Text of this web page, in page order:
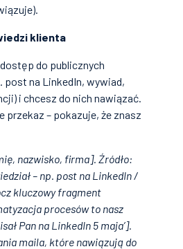
klienta
do publicznych
na LinkedIn, wywiad,
i chcesz do nich nawiązać.
przekaz – pokazuje, że znasz
nazwisko, firma]. Źródło:
– np. post na LinkedIn /
kluczowy fragment
procesów to nasz
Pan na LinkedIn 5 maja’].
maila, które nawiązują do